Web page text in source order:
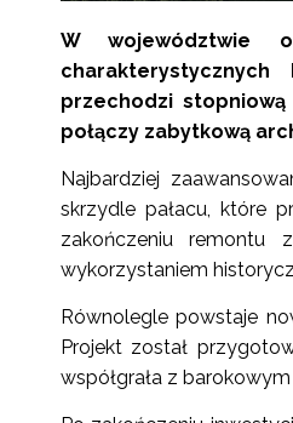
W województwie
przechodzi
połączy zabytkową
Najbardziej
skrzydle pałacu, które
zakończeniu
wykorzystaniem
Równolegle powstaje
Projekt został
współgrała z